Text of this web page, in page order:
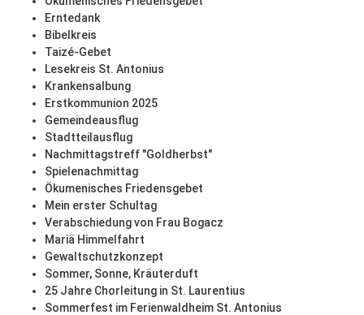
Erntedank
Bibelkreis
Taizé-Gebet
Lesekreis St. Antonius
Krankensalbung
Erstkommunion 2025
Gemeindeausflug
Stadtteilausflug
Nachmittagstreff "Goldherbst"
Spielenachmittag
Ökumenisches Friedensgebet
Mein erster Schultag
Verabschiedung von Frau Bogacz
Mariä Himmelfahrt
Gewaltschutzkonzept
Sommer, Sonne, Kräuterduft
25 Jahre Chorleitung in St. Laurentius
Sommerfest im Ferienwaldheim St. Antonius